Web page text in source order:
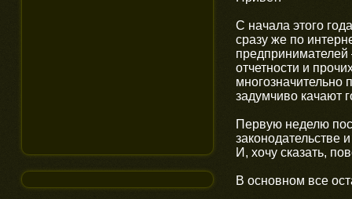
С начала этого
сразу же по
отчетности и
многозначительно
задумчиво качают
Первую неделю
законодательстве
И, хочу сказать,
В основном все